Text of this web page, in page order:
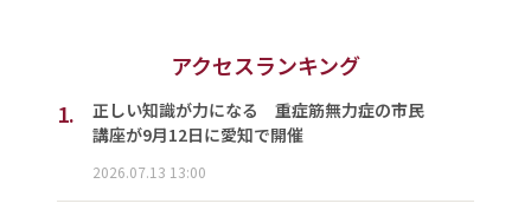
アクセスランキング
1.
正しい知識が力になる 重症筋無力症の市民
講座が9月12日に愛知で開催
2026.07.13 13:00